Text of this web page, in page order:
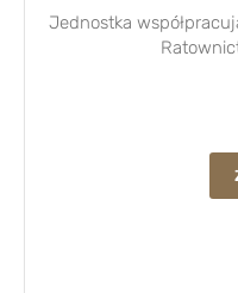
Jednostka